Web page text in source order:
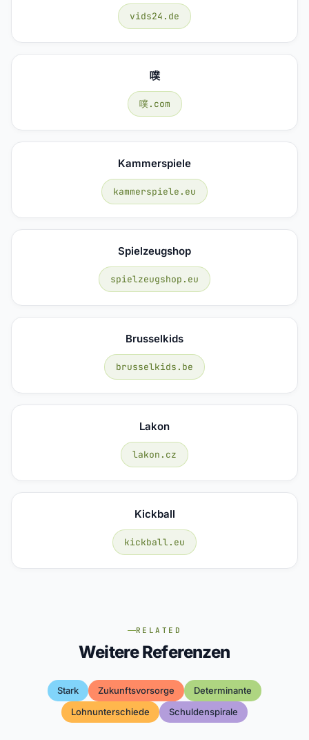
vids24.de
噗
噗.com
Kammerspiele
kammerspiele.eu
Spielzeugshop
spielzeugshop.eu
Brusselkids
brusselkids.be
Lakon
lakon.cz
Kickball
kickball.eu
RELATED
Weitere Referenzen
Stark Zukunftsvorsorge
Determinante
Lohnunterschiede
Schuldenspirale